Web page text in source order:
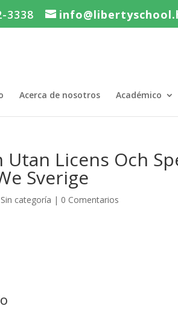
3338
Acerca de nosotros Académico
Utan Licens Och
Sverige
Sin categoría | 0 Comentarios